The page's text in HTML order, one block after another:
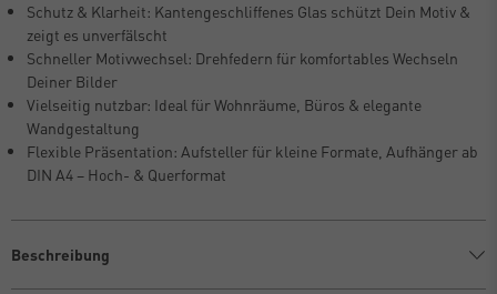
Schutz & Klarheit: Kantengeschliffenes Glas schützt Dein Motiv &
zeigt es unverfälscht
Schneller Motivwechsel: Drehfedern für komfortables Wechseln
Deiner Bilder
Vielseitig nutzbar: Ideal für Wohnräume, Büros & elegante
Wandgestaltung
Flexible Präsentation: Aufsteller für kleine Formate, Aufhänger ab
DIN A4 – Hoch- & Querformat
Beschreibung